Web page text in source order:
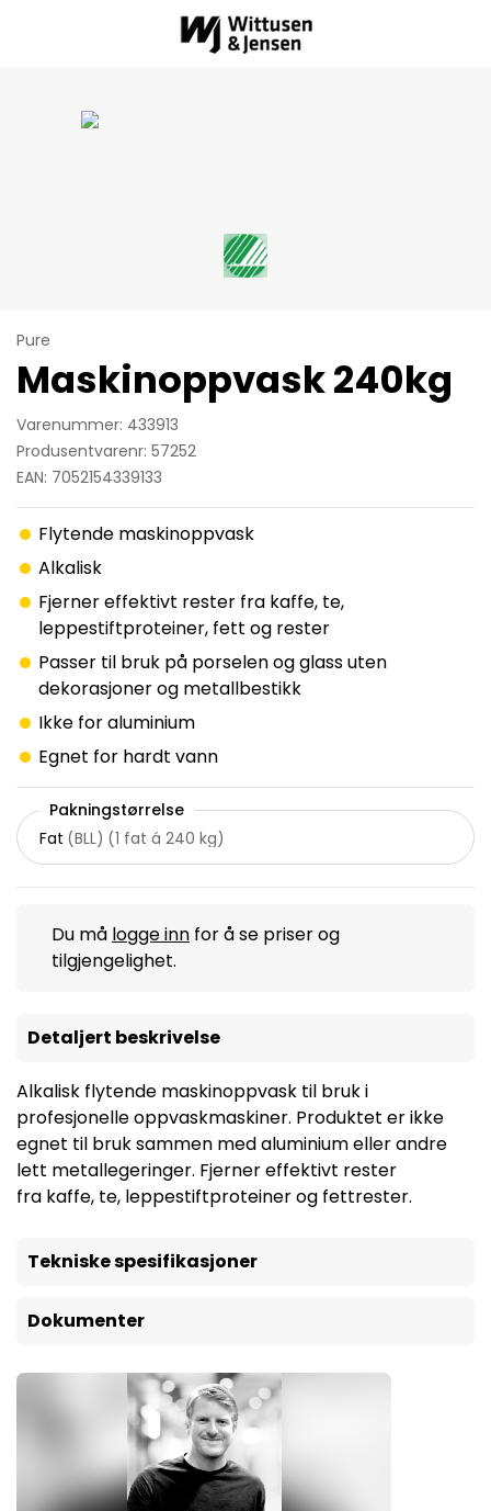
Pure
Maskinoppvask 240kg
Varenummer: 433913
Produsentvarenr: 57252
EAN: 7052154339133
Flytende maskinoppvask
Alkalisk
Fjerner effektivt rester fra kaffe, te,
leppestiftproteiner, fett og rester
Passer til bruk på porselen og glass uten
dekorasjoner og metallbestikk
Ikke for aluminium
Egnet for hardt vann
Pakningstørrelse
Fat (BLL) (1 fat á 240 kg)
Du må logge inn for å se priser og
tilgjengelighet.
Detaljert beskrivelse
Alkalisk flytende maskinoppvask til bruk i
profesjonelle oppvaskmaskiner. Produktet er ikke
egnet til bruk sammen med aluminium eller andre
lett metallegeringer. Fjerner effektivt rester
fra kaffe, te, leppestiftproteiner og fettrester.
Tekniske spesifikasjoner
Dokumenter